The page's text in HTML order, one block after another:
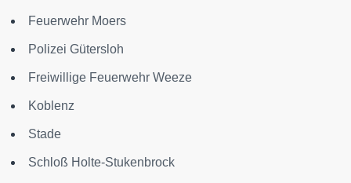
Feuerwehr Moers
Polizei Gütersloh
Freiwillige Feuerwehr Weeze
Koblenz
Stade
Schloß Holte-Stukenbrock